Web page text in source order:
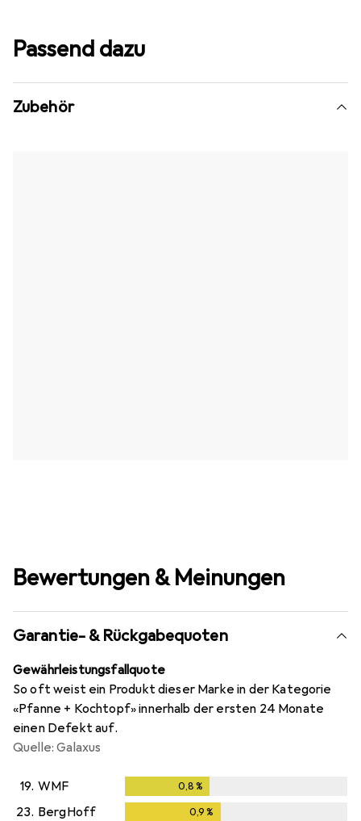
Passend dazu
Zubehör
Bewertungen & Meinungen
Garantie- & Rückgabequoten
Gewährleistungsfallquote
So oft weist ein Produkt dieser Marke in der Kategorie
«Pfanne + Kochtopf» innerhalb der ersten 24 Monate
einen Defekt auf.
Quelle: Galaxus
19. WMF 0,8%
23. BergHoff 0,9%